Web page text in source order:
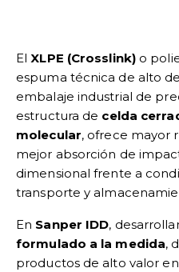
ElXLPE (Crosslink)o
espuma técnica de alto
embalaje industrial de
estructura de celda
molecular, ofrece mayor
mejor absorción de
dimensional frente a
transporte y
En Sanper IDD,
formulado a la medida,
productos de alto valor